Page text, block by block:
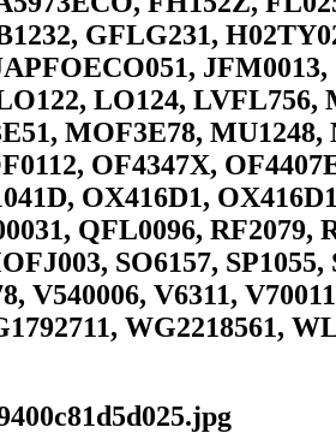
GFLG231,
LO124, LVFL756,
MOF3E78, MU1248,
OF4347X,
OX416D1,
QFL0096, RF2079,
SO6157, SP1055,
V6311,
WG2218561,